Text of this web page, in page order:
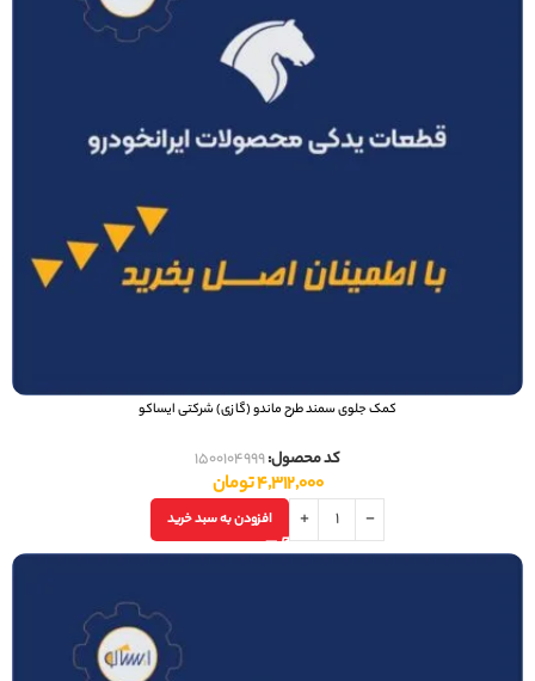
کمک جلوی سمند طرح ماندو (گازی) شرکتی ایساکو
کد محصول:1500104999
4,312,000تومان
افزودن به سبد خرید